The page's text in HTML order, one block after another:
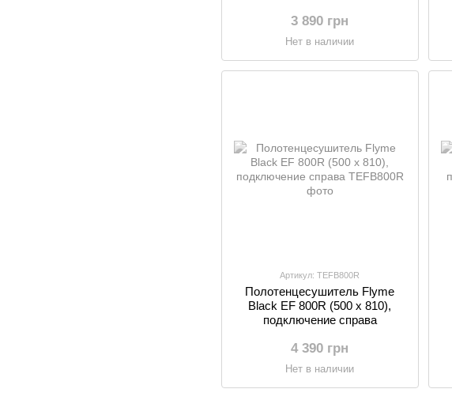
3 890 грн
Нет в наличии
Артикул: TEFB800R
Полотенцесушитель Flyme
Black EF 800R (500 х 810),
подключение справа
4 390 грн
Нет в наличии